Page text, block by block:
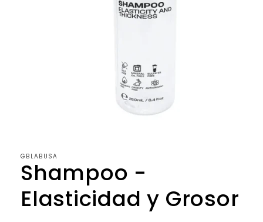
1
en
una
modal
GBLABUSA
Shampoo -
Elasticidad y Grosor